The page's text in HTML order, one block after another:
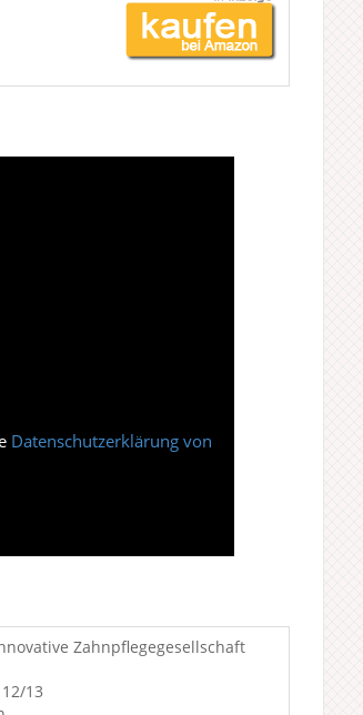
Datenschutzerklärung von
Zahnpflegegesellschaft
13